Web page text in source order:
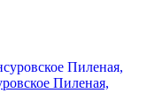
Пиленая,